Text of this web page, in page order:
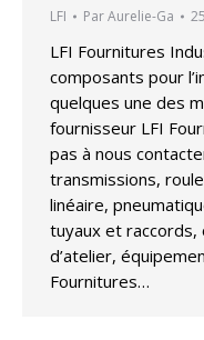
LFI ParAurelie-Ga
LFI Fournitures
composants pour
quelques une des
fournisseur LFI
pas à nous
transmissions,
linéaire,
tuyaux et raccords,
d’atelier,
Fournitures…